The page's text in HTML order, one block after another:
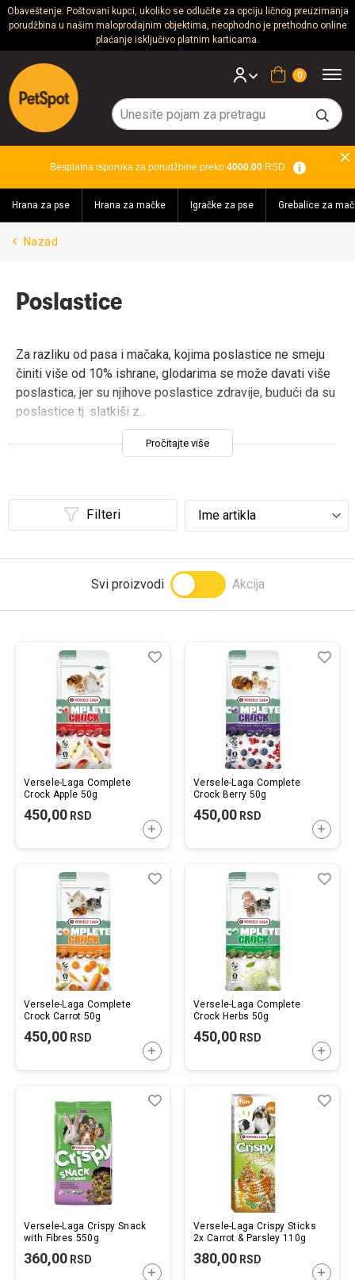
Obaveštenje: Poštovani kupci, ukoliko se odlučite za opciju ličnog preuzimanja
porudžbina u našim maloprodajnim objektima, neophodno je prethodno online
plaćanje isključivo platnim karticama.
Psi
Mačke
Glodari
Akvaristika
Teraristika
Brendovi
Prijavi se
Korpa
Besplatna isporuka za porudžbine preko 4000.00RSD.
Hrana za pse Hrana za mačke Igračke za pse Grebalice za
Nazad
Poslastice
Za razliku od pasa i mačaka, kojima poslastice ne smeju
činiti više od 10% ishrane, glodarima se može davati više
poslastica, jer su njihove poslastice zdravije, budući da su
poslastice tj. slatkiši z...
Pročitajte više
Filteri
Svi proizvodi Akcija
Versele-Laga Complete
Crock Apple 50g
450,00 RSD
DODAJTE U KORPU
Lista
Uporedi
Versele-Laga Complete
Crock Berry 50g
450,00 RSD
Versele-Laga Complete
Crock Carrot 50g
450,00 RSD
DODAJTE U KORPU
Lista
Uporedi
Versele-Laga Complete
Crock Herbs 50g
450,00 RSD
Versele-Laga Crispy Snack
with Fibres 550g
360,00 RSD
DODAJTE U KORPU
Lista
Uporedi
Versele-Laga Crispy Sticks
2x Carrot & Parsley 110g
380,00 RSD